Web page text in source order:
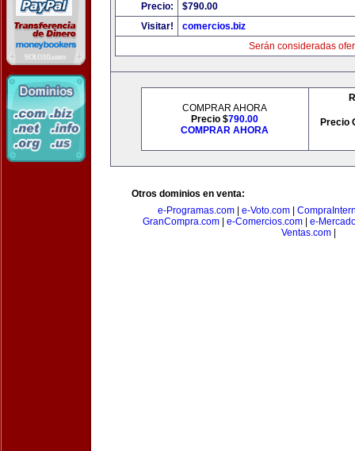
Precio:
$790.00
Visitar!
comercios.biz
Serán consideradas
COMPRAR AHORA
Precio $790.00
COMPRAR AHORA
Precio
Otros dominios en venta:
e-Programas.com
e-Voto.com
GranCompra.com
e-Comercios.com
e-
Ventas.com|